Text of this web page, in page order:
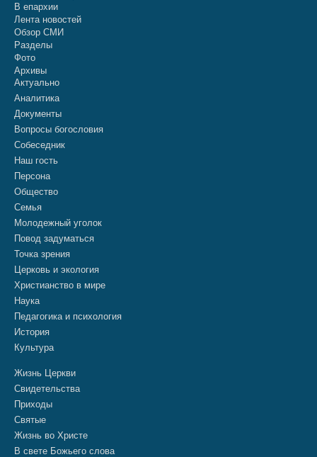
В епархии
Лента новостей
Обзор СМИ
Разделы
Фото
Архивы
Актуально
Аналитика
Документы
Вопросы богословия
Собеседник
Наш гость
Персона
Общество
Семья
Молодежный уголок
Повод задуматься
Точка зрения
Церковь и экология
Христианство в мире
Наука
Педагогика и психология
История
Культура
Жизнь Церкви
Свидетельства
Приходы
Святые
Жизнь во Христе
В свете Божьего слова